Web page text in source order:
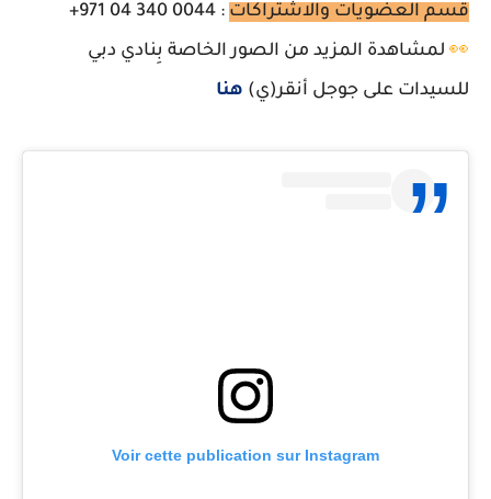
قسم العضويات والاشتراكات : 0044 340 04 971+
👀 لمشاهدة المزيد من الصور الخاصة بِنادي دبي
للسيدات على جوجل أنقر(ي) هنا
Voir cette publication sur Instagram